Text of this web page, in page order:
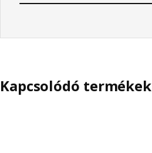
Kapcsolódó termékek